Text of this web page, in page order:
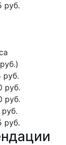
руб.
руб.
руб.
руб.
руб.
руб.